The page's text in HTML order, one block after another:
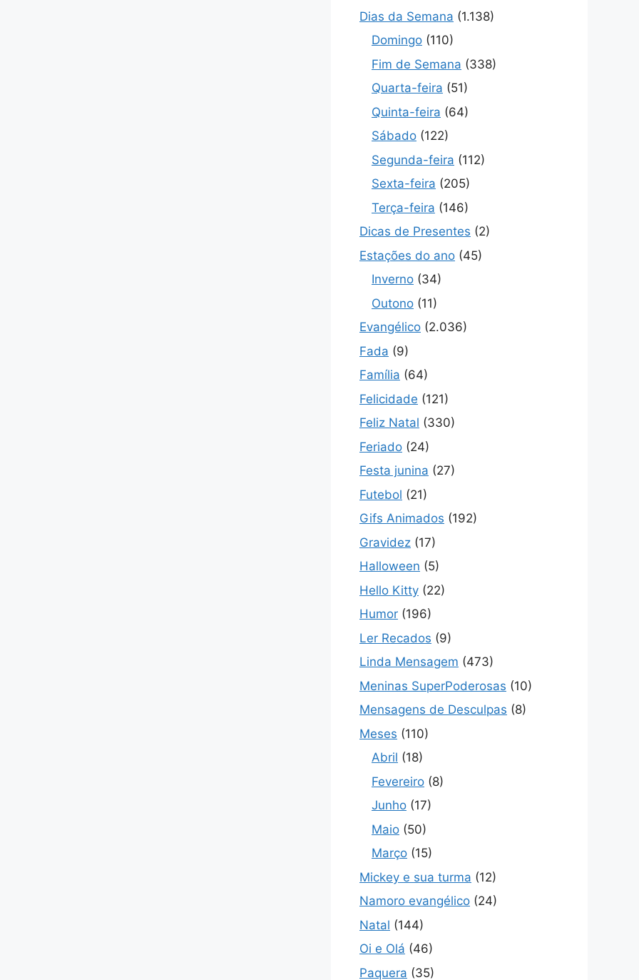
Dias da Semana (1.138)
Domingo (110)
Fim de Semana (338)
Quarta-feira (51)
Quinta-feira (64)
Sábado (122)
Segunda-feira (112)
Sexta-feira (205)
Terça-feira (146)
Dicas de Presentes (2)
Estações do ano (45)
Inverno (34)
Outono (11)
Evangélico (2.036)
Fada (9)
Família (64)
Felicidade (121)
Feliz Natal (330)
Feriado (24)
Festa junina (27)
Futebol (21)
Gifs Animados (192)
Gravidez (17)
Halloween (5)
Hello Kitty (22)
Humor (196)
Ler Recados (9)
Linda Mensagem (473)
Meninas SuperPoderosas (10)
Mensagens de Desculpas (8)
Meses (110)
Abril (18)
Fevereiro (8)
Junho (17)
Maio (50)
Março (15)
Mickey e sua turma (12)
Namoro evangélico (24)
Natal (144)
Oi e Olá (46)
Paquera (35)